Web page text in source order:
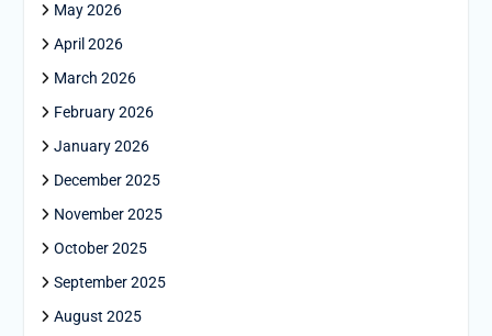
May 2026
April 2026
March 2026
February 2026
January 2026
December 2025
November 2025
October 2025
September 2025
August 2025